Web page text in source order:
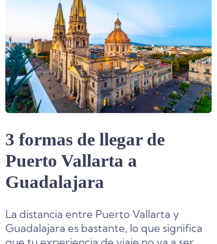
3 formas de llegar de
Puerto Vallarta a
Guadalajara
La distancia entre Puerto Vallarta y
Guadalajara es bastante, lo que significa